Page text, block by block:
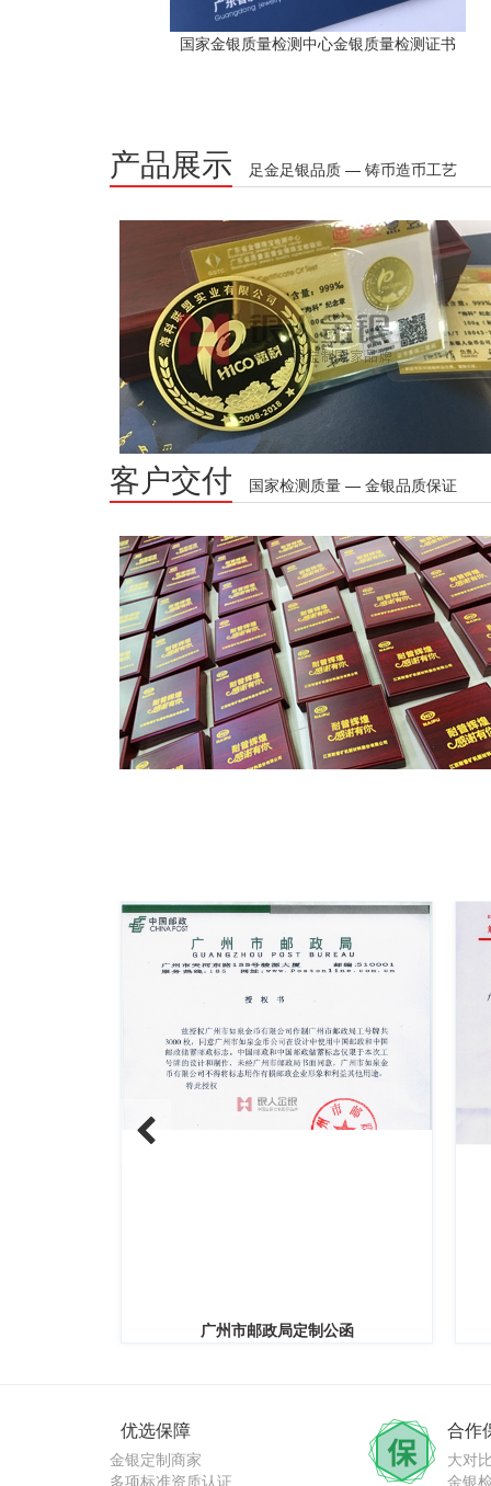
国家金银质量检测中心金银质量检测证书
产品展示 足金足银品质 — 铸币造币工艺
客户交付 国家检测质量 — 金银品质保证
广州市邮政局定制公函
优选保障
金银定制商家
多项标准资质认证
合作
大对
金银